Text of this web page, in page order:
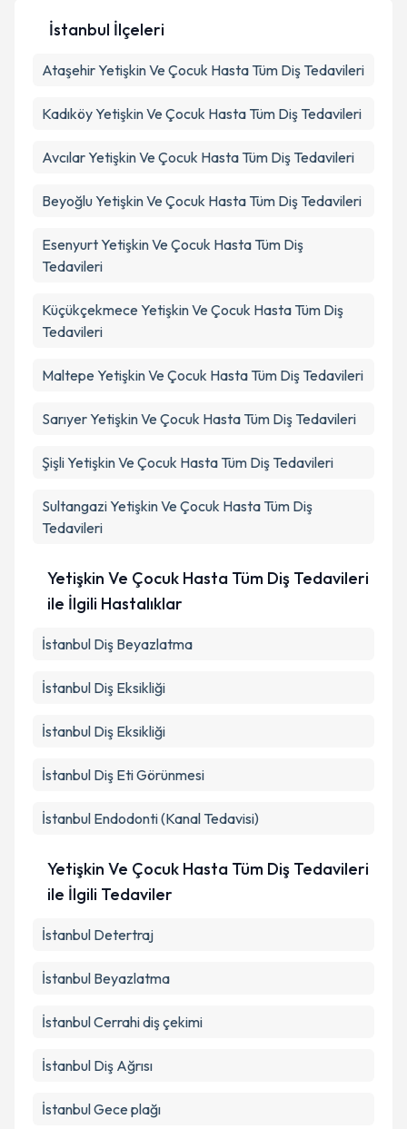
Kişisel verilerimin işlenmesine ilişkinAydınlatma
kapsamda işlenmesini kabul ediyorum.
Takvim Talebini Gönder
İstanbul İlçeleri
AtaşehirYetişkin Ve Çocuk Hasta Tüm Diş Tedavileri
KadıköyYetişkin Ve Çocuk Hasta Tüm Diş Tedavileri
AvcılarYetişkin Ve Çocuk Hasta Tüm Diş Tedavileri
BeyoğluYetişkin Ve Çocuk Hasta Tüm Diş Tedavileri
EsenyurtYetişkin Ve Çocuk Hasta Tüm Diş
Tedavileri
Küçükçekmece Yetişkin Ve Çocuk Hasta Tüm Diş
Tedavileri
Maltepe Yetişkin Ve Çocuk Hasta Tüm Diş Tedavileri
SarıyerYetişkin Ve Çocuk Hasta Tüm Diş Tedavileri
ŞişliYetişkin Ve Çocuk Hasta Tüm Diş Tedavileri
SultangaziYetişkin Ve Çocuk Hasta Tüm Diş
Tedavileri
Yetişkin Ve Çocuk Hasta Tüm Diş Tedavileri
ile İlgili Hastalıklar
İstanbul Diş Beyazlatma
İstanbul Diş Eksikliği
İstanbul Diş Eksikliği
İstanbul Diş Eti Görünmesi
İstanbul Endodonti (Kanal Tedavisi)
Yetişkin Ve Çocuk Hasta Tüm Diş Tedavileri
ile İlgili Tedaviler
İstanbul Detertraj
İstanbul Beyazlatma
İstanbul Cerrahi diş çekimi
İstanbul Diş Ağrısı
İstanbul Gece plağı